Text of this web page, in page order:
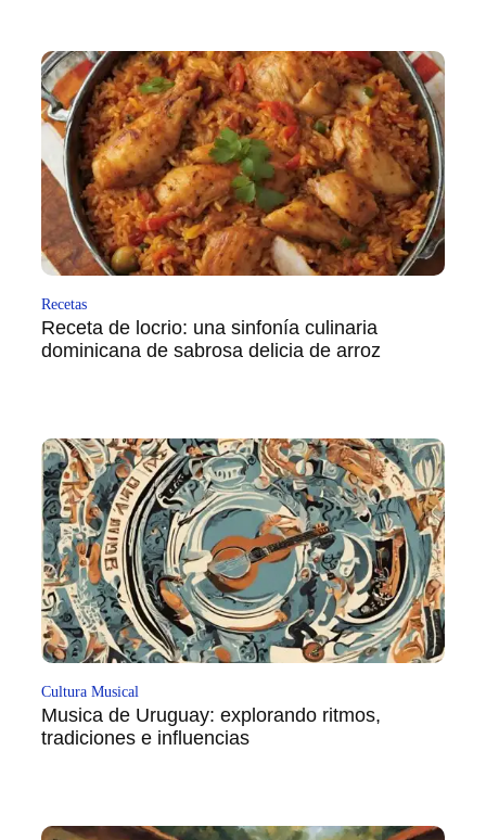
Recetas
Receta de locrio: una sinfonía culinaria
dominicana de sabrosa delicia de arroz
Cultura Musical
Musica de Uruguay: explorando ritmos,
tradiciones e influencias